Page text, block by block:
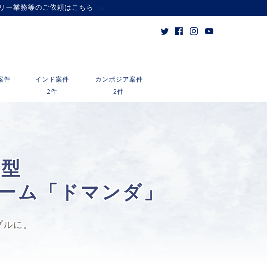
ー業務等のご依頼はこちら
件
インド案件
2件
カンボジア案件
2件
ム「ドマンダ」
に。